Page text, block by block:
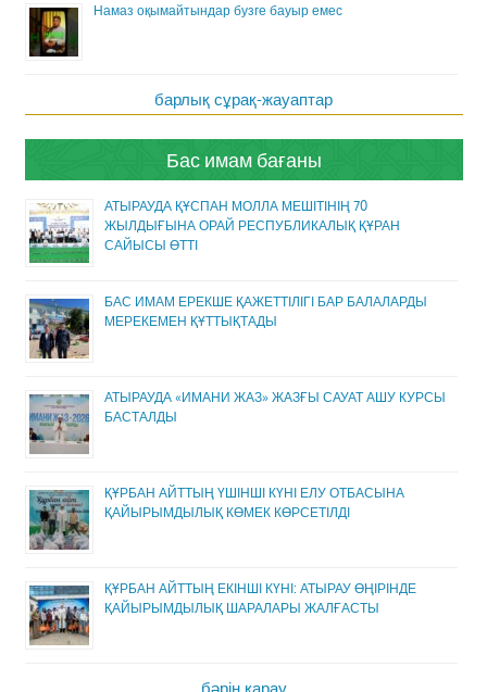
Намаз оқымайтындар бузге бауыр емес
барлық сұрақ-жауаптар
Бас имам бағаны
АТЫРАУДА ҚҰСПАН МОЛЛА МЕШІТІНІҢ 70
ЖЫЛДЫҒЫНА ОРАЙ РЕСПУБЛИКАЛЫҚ ҚҰРАН
САЙЫСЫ ӨТТІ
БАС ИМАМ ЕРЕКШЕ ҚАЖЕТТІЛІГІ БАР БАЛАЛАРДЫ
МЕРЕКЕМЕН ҚҰТТЫҚТАДЫ
АТЫРАУДА «ИМАНИ ЖАЗ» ЖАЗҒЫ САУАТ АШУ КУРСЫ
БАСТАЛДЫ
ҚҰРБАН АЙТТЫҢ ҮШІНШІ КҮНІ ЕЛУ ОТБАСЫНА
ҚАЙЫРЫМДЫЛЫҚ КӨМЕК КӨРСЕТІЛДІ
ҚҰРБАН АЙТТЫҢ ЕКІНШІ КҮНІ: АТЫРАУ ӨҢІРІНДЕ
ҚАЙЫРЫМДЫЛЫҚ ШАРАЛАРЫ ЖАЛҒАСТЫ